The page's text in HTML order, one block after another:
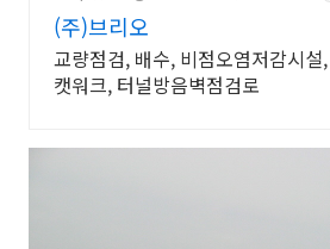
(주)브리오
교량점검, 배수, 비점오염저감시설,
캣워크, 터널방음벽점검로